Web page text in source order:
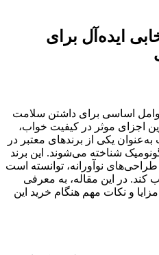
ایده‌آل برای
اساسی برای داشتن سلامت
اجزای موثر در کیفیت خواب،
یکی از برندهای معتبر در
شناخته می‌شوند. این برند
طراحی‌های نوآورانه، توانسته است
کند. در این مقاله، به معرفی
و نکات مهم هنگام خرید این